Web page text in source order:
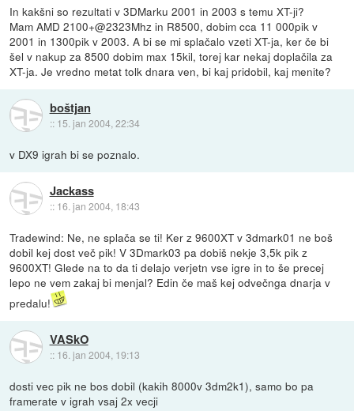
In kakšni so rezultati v 3DMarku 2001 in 2003 s temu XT-ji?
Mam AMD 2100+@2323Mhz in R8500, dobim cca 11 000pik v
2001 in 1300pik v 2003. A bi se mi splačalo vzeti XT-ja, ker če bi
šel v nakup za 8500 dobim max 15kil, torej kar nekaj doplačila za
XT-ja. Je vredno metat tolk dnara ven, bi kaj pridobil, kaj menite?
boštjan
:: 15. jan 2004, 22:34
v DX9 igrah bi se poznalo.
Jackass
:: 16. jan 2004, 18:43
Tradewind: Ne, ne splača se ti! Ker z 9600XT v 3dmark01 ne boš
dobil kej dost več pik! V 3Dmark03 pa dobiš nekje 3,5k pik z
9600XT! Glede na to da ti delajo verjetn vse igre in to še precej
lepo ne vem zakaj bi menjal? Edin če maš kej odvečnga dnarja v
predalu!
VASkO
:: 16. jan 2004, 19:13
dosti vec pik ne bos dobil (kakih 8000v 3dm2k1), samo bo pa
framerate v igrah vsaj 2x vecji